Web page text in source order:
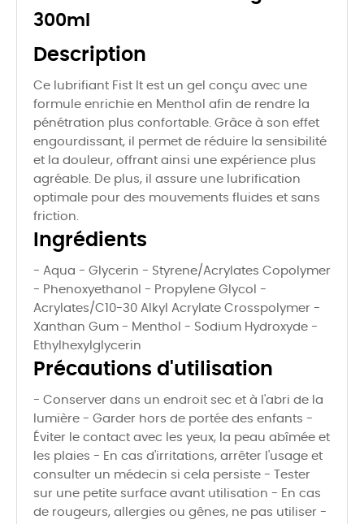
300ml
Description
Ce lubrifiant Fist It est un gel conçu avec une
formule enrichie en Menthol afin de rendre la
pénétration plus confortable. Grâce à son effet
engourdissant, il permet de réduire la sensibilité
et la douleur, offrant ainsi une expérience plus
agréable. De plus, il assure une lubrification
optimale pour des mouvements fluides et sans
friction.
Ingrédients
- Aqua - Glycerin - Styrene/Acrylates Copolymer
- Phenoxyethanol - Propylene Glycol -
Acrylates/C10-30 Alkyl Acrylate Crosspolymer -
Xanthan Gum - Menthol - Sodium Hydroxyde -
Ethylhexylglycerin
Précautions d'utilisation
- Conserver dans un endroit sec et à l'abri de la
lumière - Garder hors de portée des enfants -
Éviter le contact avec les yeux, la peau abîmée et
les plaies - En cas d'irritations, arrêter l'usage et
consulter un médecin si cela persiste - Tester
sur une petite surface avant utilisation - En cas
de rougeurs, allergies ou gênes, ne pas utiliser -